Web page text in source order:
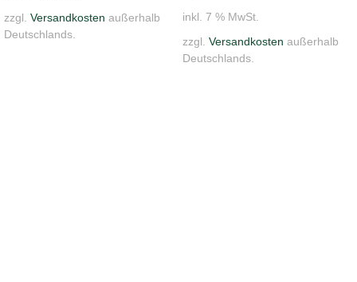
zzgl. Versandkosten außerhalb
Deutschlands.
inkl. 7 % MwSt.
zzgl. Versandkosten außerhalb
Deutschlands.